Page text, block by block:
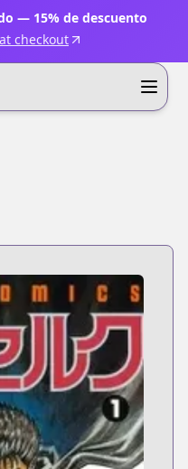
— 15% de descuento
at checkout